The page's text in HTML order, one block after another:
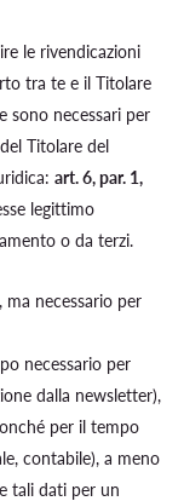
le rivendicazioni
tra te e il Titolare
sono necessari per
Titolare del
art. 6, par. 1,
legittimo
o da terzi.
necessario per
necessario per
dalla newsletter),
per il tempo
contabile), a meno
tali dati per un